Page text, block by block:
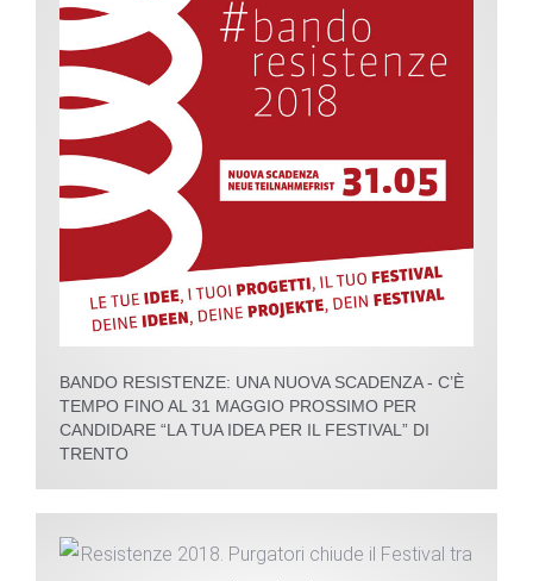
BANDO RESISTENZE: UNA NUOVA SCADENZA - C’È
TEMPO FINO AL 31 MAGGIO PROSSIMO PER
CANDIDARE “LA TUA IDEA PER IL FESTIVAL” DI
TRENTO